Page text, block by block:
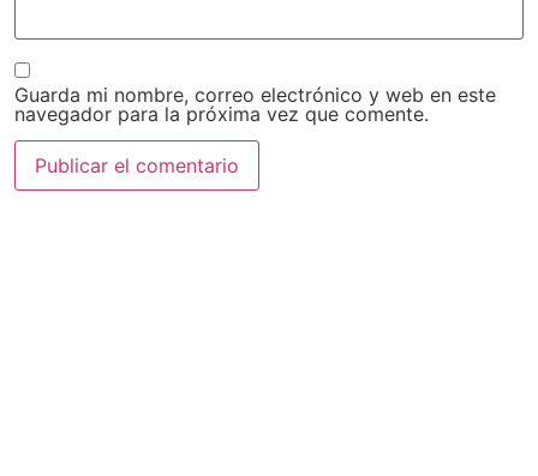
Guarda mi nombre, correo electrónico y web en este
navegador para la próxima vez que comente.